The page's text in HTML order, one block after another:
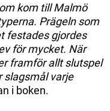
kom till Malmö
Prägeln som
festades gjordes
för mycket. När
framför allt slutspel
slagsmål varje
i boken.